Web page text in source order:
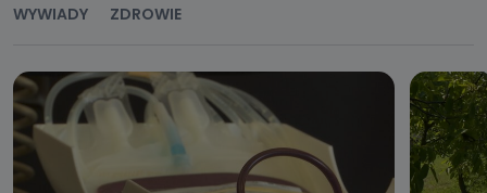
WYWIADY
ZDROWIE